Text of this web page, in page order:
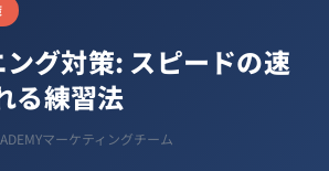
ング対策: スピードの速
る練習法
マーケティングチーム